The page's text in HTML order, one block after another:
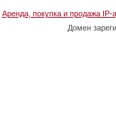
Аренда, покупка и продажа IP-
Домен